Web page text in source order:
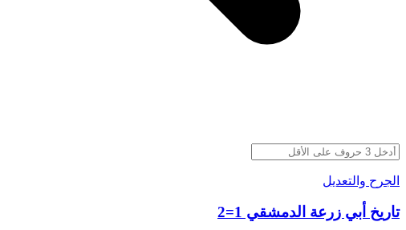
الجرح والتعديل
تاريخ أبي زرعة الدمشقي 1=2